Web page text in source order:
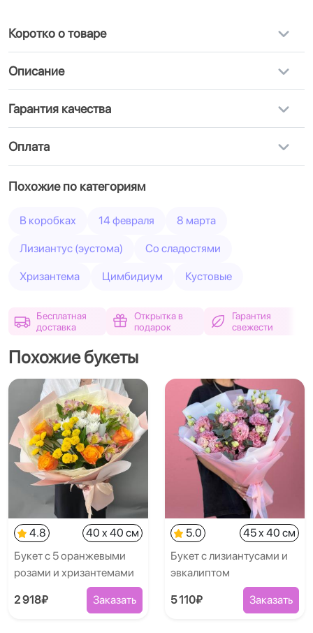
Коротко о товаре
Описание
Гарантия качества
Оплата
Похожие по категориям
В коробках 14 февраля 8 марта
Лизиантус (эустома) Cо сладостями
Хризантема Цимбидиум Кустовые
Бесплатная
доставка
Открытка в
подарок
Гарантия
свежести
Похожие букеты
4.8
40 x 40 см
Букет с 5 оранжевыми
розами и хризантемами
2 918₽ Заказать
5.0
45 x 40 см
Букет с лизиантусами и
эвкалиптом
5 110₽ Заказать